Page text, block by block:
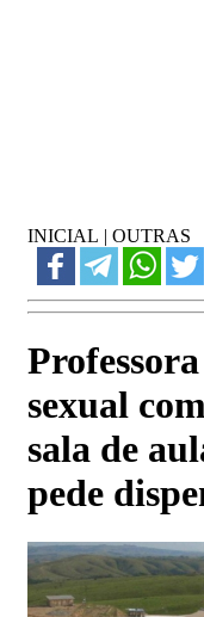
INICIAL | OUTRAS
sexual
sala de
pede